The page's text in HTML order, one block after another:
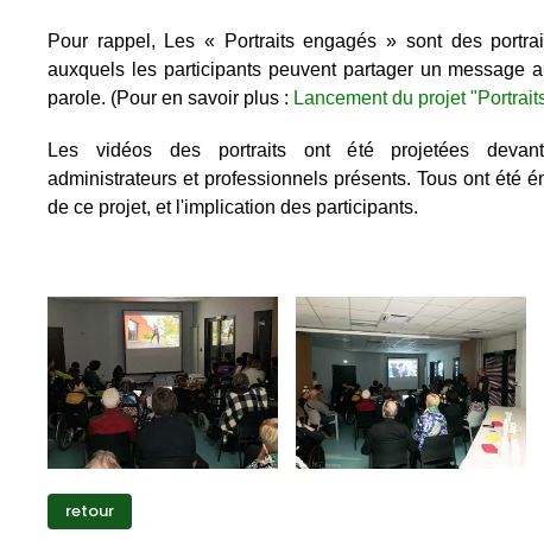
Pour rappel, Les « Portraits engagés » sont des
auxquels les participants peuvent partager un message
parole. (Pour en savoir plus : Lancement du projet
Les vidéos des portraits ont été projetées
administrateurs et professionnels présents. Tous ont été
de ce projet, et l'implication des participants.
retour